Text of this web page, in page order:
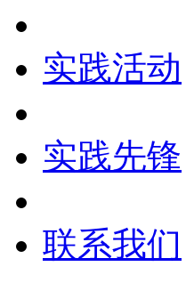
实践活动
实践先锋
联系我们